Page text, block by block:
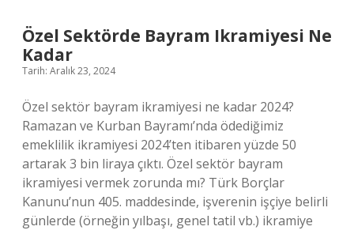
Özel Sektörde Bayram Ikramiyesi Ne
Kadar
Tarih: Aralık 23, 2024
Özel sektör bayram ikramiyesi ne kadar 2024?
Ramazan ve Kurban Bayramı’nda ödediğimiz
emeklilik ikramiyesi 2024’ten itibaren yüzde 50
artarak 3 bin liraya çıktı. Özel sektör bayram
ikramiyesi vermek zorunda mı? Türk Borçlar
Kanunu’nun 405. maddesinde, işverenin işçiye belirli
günlerde (örneğin yılbaşı, genel tatil vb.) ikramiye